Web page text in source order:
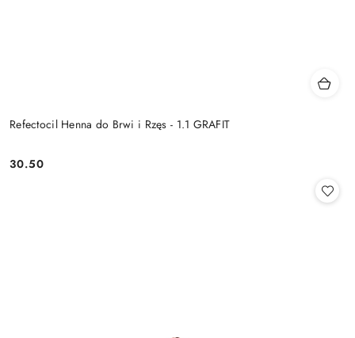
Refectocil Henna do Brwi i Rzęs - 1.1 GRAFIT
Cena:
30.50